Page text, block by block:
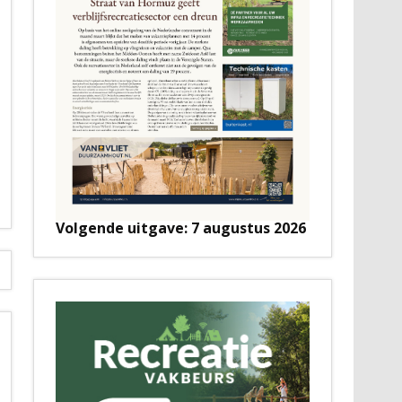
Volgende uitgave: 7 augustus 2026